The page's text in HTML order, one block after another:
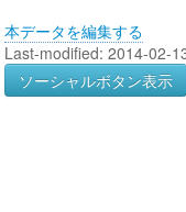
本データを編集する
Last-modified: 2014-02-
ソーシャルボタン表示